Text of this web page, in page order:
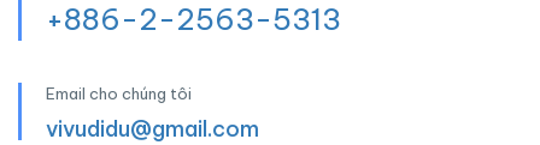
+886-2-2563-5313
Email cho chúng tôi
vivudidu@gmail.com